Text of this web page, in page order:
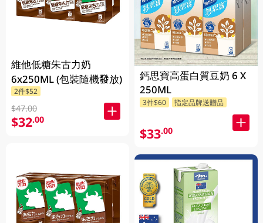
維他低糖朱古力奶
6x250ML (包裝隨機發放)
2件$52
$47.00
$32.00
鈣思寶高蛋白質豆奶 6 X
250ML
3件$60 指定品牌送贈品
$33.00